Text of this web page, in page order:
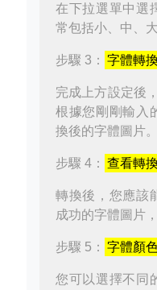
在下拉選單中選
常包括小、中、
步驟 3： 字體轉換
完成上方設定後
根據您剛剛輸入
換後的字體圖片。
步驟 4： 查看轉
轉換後，您應該
成功的字體圖片
步驟 5： 字體顏
您可以選擇不同